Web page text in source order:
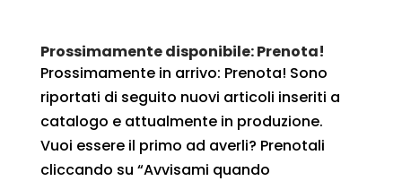
Prossimamente disponibile: Prenota!
Prossimamente in arrivo: Prenota! Sono
riportati di seguito nuovi articoli inseriti a
catalogo e attualmente in produzione.
Vuoi essere il primo ad averli? Prenotali
cliccando su “Avvisami quando